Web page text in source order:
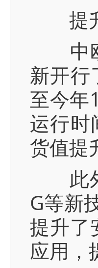
提升
中欧
新开行
至今年
运行时
货值提
此外
G等新
提升了
应用，